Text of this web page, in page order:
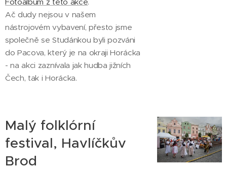
Ač dudy nejsou v našem
nástrojovém vybavení, přesto jsme
společně se Studánkou byli pozváni
do Pacova, který je na okraji Horácka
- na akci zaznívala jak hudba jižních
Čech, tak i Horácka.
Malý folklórní
festival, Havlíčkův
Brod